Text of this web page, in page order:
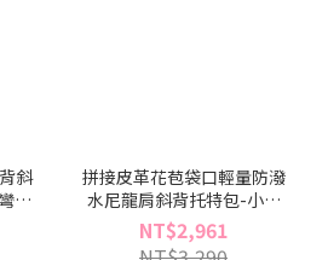
斜
系
拼接皮革花苞袋口輕量防潑
水尼龍肩斜背托特包-小麥
栗-祼麥吐司系列(BZ96302-
34)
NT$2,961